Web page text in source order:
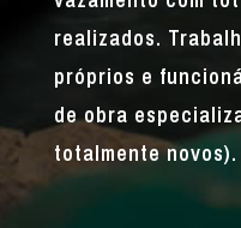
realizados.
próprios e
de obra
totalmente novos).